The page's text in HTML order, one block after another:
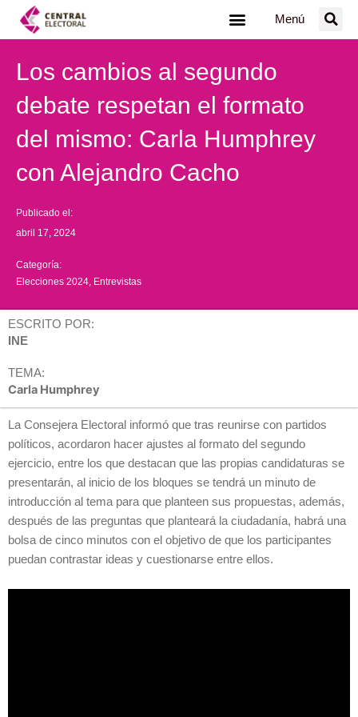
Menú
Los cambios al segundo
debate respetan el formato
del mismo: Carla Humphrey
con Alejandro Cacho
Publicado el:
abril 17, 2024
Categoría:
Elecciones 2024 Entrevistas
ESCRITO POR:
INE
TEMA:
Carla Humphrey
La Consejera Electoral informó que tras reunirse con partidos
políticos, acordaron hacer ajustes al formato del segundo
ejercicio, entre los que destacan que las propias candidaturas se
presentarán, al inicio de los bloques se tendrá un minuto de
introducción al tema para que planteen sus propuestas, además,
después de las preguntas que planteará la ciudadanía, habrá una
bolsa de cinco minutos con el objetivo de que los participantes
puedan contrastar ideas y cuestionarse entre ellos.